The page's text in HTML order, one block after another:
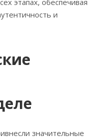
этапах, обеспечивая
и
значительные